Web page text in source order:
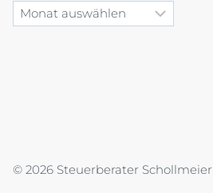
© 2026 Steuerberater Schollmeier